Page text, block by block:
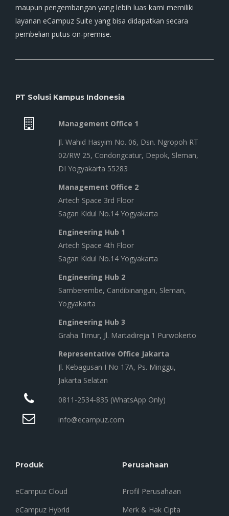
maupun pengembangan yang lebih luas kami memiliki
layanan eCampuz Suite yang bisa didapatkan secara
pembelian putus on-premise.
PT Solusi Kampus Indonesia
Management Office 1
Jl. Wahid Hasyim No. 06, Dsn. Ngropoh RT
02/RW 25, Condongcatur, Depok, Sleman,
DI Yogyakarta 55283
Management Office 2
Artech Space 3rd Floor
Sagan Kidul No.14 Yogyakarta
Engineering Hub 1
Artech Space 4th Floor
Sagan Kidul No.14 Yogyakarta
Engineering Hub 2
Samberembe, Candibinangun, Sleman,
Yogyakarta
Engineering Hub 3
Graha Timur, Jl. Martadireja 1 Purwokerto
Representative Office Jakarta
Jl. Kebagusan I No 17A, Ps. Minggu,
Jakarta Selatan
0811-2534-835 (WhatsApp Only)
info@ecampuz.com
Produk
eCampuz Cloud
eCampuz Hybrid
Perusahaan
Profil Perusahaan
Merk & Hak Cipta